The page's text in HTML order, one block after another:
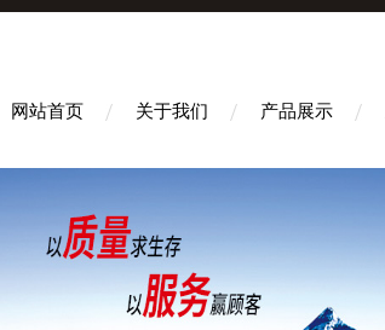
网站首页 关于我们 产品展示